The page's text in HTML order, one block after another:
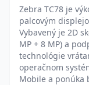
Zebra TC78 je
palcovým
Vybavený je 2D
MP + 8 MP) a
technológie
operačnom
Mobile a ponúka